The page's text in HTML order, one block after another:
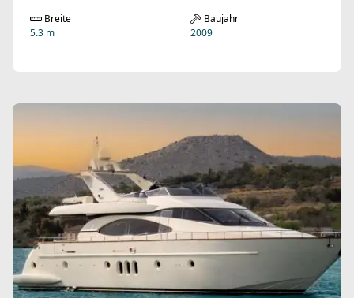
Breite
5.3 m
Baujahr
2009